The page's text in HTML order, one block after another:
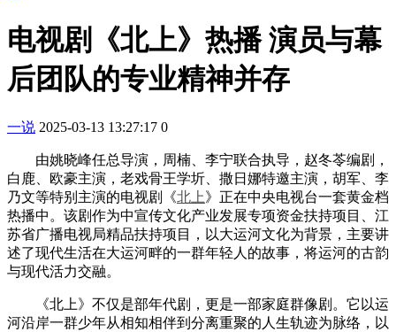
电视剧《北上》热播 演员与幕
后团队的专业精神并存
一说 2025-03-13 13:27:17 0
由姚晓峰任总导演，周楠、李宁联合执导，赵冬苓编剧，
白鹿、欧豪主演，老戏骨王学圻、撒日娜特邀主演，胡军、李
乃文等特别主演的电视剧《北上》正在中央电视台一套黄金档
热播中。该剧作为中宣传文化产业发展专项资金扶持项目、江
苏省广播电视局精品扶持项目，以大运河文化为背景，主要讲
述了现代生活在大运河畔的一群年轻人的故事，将运河的古韵
与现代活力交融。
《北上》不仅是部年代剧，更是一部家庭群像剧。它以运
河沿岸一群少年从相知相伴到分离重聚的人生轨迹为脉络，以